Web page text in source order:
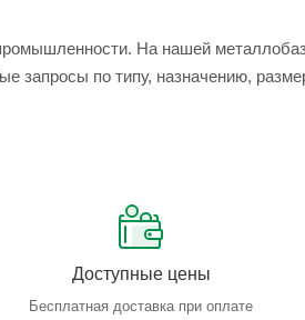
На нашей
запросы по типу, назначению,
Доступные цены
Бесплатная доставка при оплате